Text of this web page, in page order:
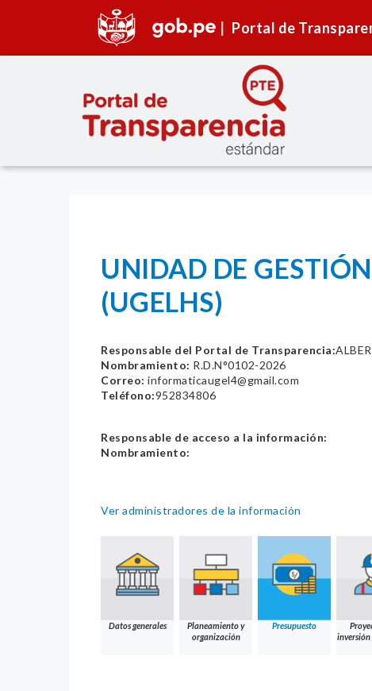
Portal de
UNIDAD DE
(UGELHS)
Responsable del Portal de Transparencia:
Nombramiento: R.D.N°0102-2026
Correo: informaticaugel4@gmail.com
Teléfono:952834806
Responsable de acceso a la información:
Nombramiento:
Ver administradores de la información
Datos generales
Planeamiento y
organización
Presupuesto
inversión